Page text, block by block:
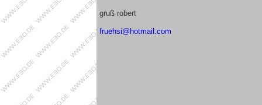
gruß robert
fruehsi@hotmail.com